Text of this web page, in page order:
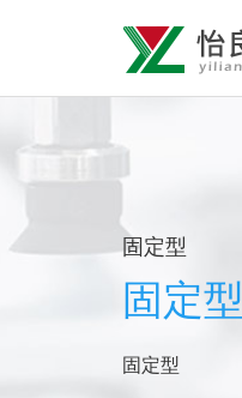
怡
良
機
有
限
公
司
固定型
固定型
固定型